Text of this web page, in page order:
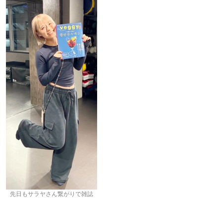
先日もサラヤさん繋がりで雑誌